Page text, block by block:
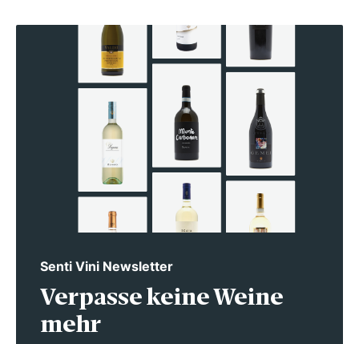
Senti Vini Newsletter
Verpasse keine Weine
mehr